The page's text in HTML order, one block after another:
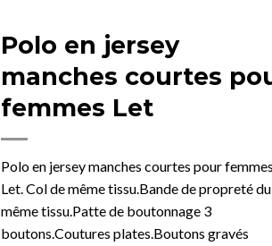
Polo en jersey
manches courtes
femmes Let
Polo en jersey manches courtes pour femmes
Let. Col de même tissu.Bande de propreté du
même tissu.Patte de boutonnage 3
boutons.Coutures plates.Boutons gravés